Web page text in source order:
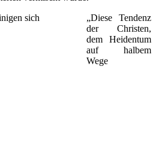
„Diese Tendenz
der Christen,
dem Heidentum
auf halbem
Wege